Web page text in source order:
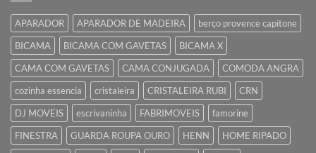
APARADOR APARADOR DE MADEIRA
berço provence capitone
BICAMA
BICAMA COM GAVETAS
BICAMA X
CAMA COM GAVETAS
CAMA CONJUGADA
COMODA ANGRA
cozinha essencia
cristaleira CRISTALEIRA RUBI
CRN
DJ MOVEIS
escrivaninha FABRIMOVEIS
famorine
FINESTRA
GUARDA ROUPA OURO HENN
HOME RIPADO